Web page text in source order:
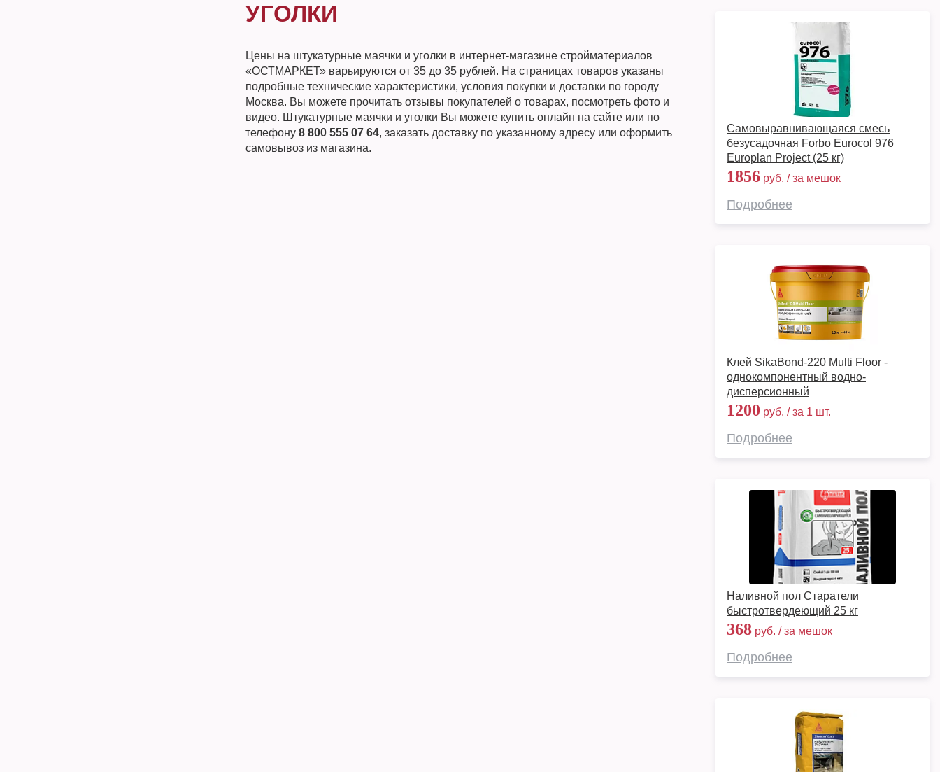
УГОЛКИ
Цены на штукатурные маячки и уголки в интернет-магазине стройматериалов
«ОСТМАРКЕТ» варьируются от 35 до 35 рублей. На страницах товаров указаны
подробные технические характеристики, условия покупки и доставки по городу
Москва. Вы можете прочитать отзывы покупателей о товарах, посмотреть фото и
видео. Штукатурные маячки и уголки Вы можете купить онлайн на сайте или по
телефону 8 800 555 07 64, заказать доставку по указанному адресу или оформить
самовывоз из магазина.
Самовыравнивающаяся смесь
безусадочная Forbo Eurocol 976
Europlan Project (25 кг)
1856 руб. / за мешок
Подробнее
Клей SikaBond-220 Multi Floor -
однокомпонентный водно-
дисперсионный
1200 руб. / за 1 шт.
Подробнее
Наливной пол Старатели
быстротвердеющий 25 кг
368 руб. / за мешок
Подробнее